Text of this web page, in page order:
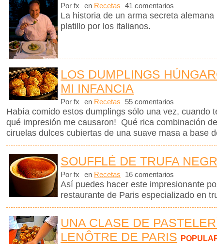
Por fx en Recetas 41 comentarios
La historia de un arma secreta
platillo por los italianos.
LOS DUMPLINGS
MI INFANCIA
Por fx en Recetas 55 comentarios
Había comido estos dumplings sólo una vez, cuando
qué impresión me causaron! Qué rica combinación
ciruelas dulces cubiertas de una suave masa a base
SOUFFLÉ DE TRUFA
Por fx en Recetas 16 comentarios
Así puedes hacer este impresionante
restaurante de Paris especializado en
UNA CLASE DE
LENÔTRE DE PARIS